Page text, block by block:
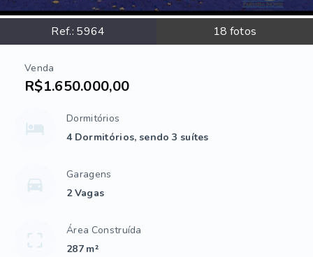
Ref.: 5964 18 fotos
Venda
R$1.650.000,00
Dormitórios
4 Dormitórios, sendo 3 suítes
Garagens
2 Vagas
Área Construída
287 m²